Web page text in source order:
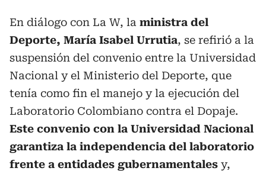
En diálogo con La W, la ministra del
Deporte, María Isabel Urrutia, se refirió a la
suspensión del convenio entre la Universidad
Nacional y el Ministerio del Deporte, que
tenía como fin el manejo y la ejecución del
Laboratorio Colombiano contra el Dopaje.
Este convenio con la Universidad Nacional
garantiza la independencia del laboratorio
frente a entidades gubernamentales y,